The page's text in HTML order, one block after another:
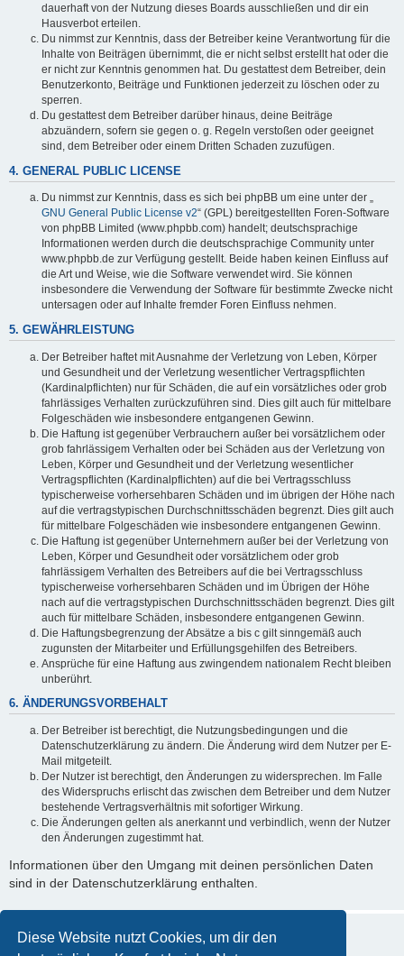
Diese Website nutzt Cookies, um dir den
dauerhaft von der Nutzung dieses Boards ausschließen und dir ein
Hausverbot erteilen.
Du nimmst zur Kenntnis, dass der Betreiber keine Verantwortung für die
Inhalte von Beiträgen übernimmt, die er nicht selbst erstellt hat oder die
er nicht zur Kenntnis genommen hat. Du gestattest dem Betreiber, dein
Benutzerkonto, Beiträge und Funktionen jederzeit zu löschen oder zu
sperren.
Du gestattest dem Betreiber darüber hinaus, deine Beiträge
abzuändern, sofern sie gegen o. g. Regeln verstoßen oder geeignet
sind, dem Betreiber oder einem Dritten Schaden zuzufügen.
4. GENERAL PUBLIC LICENSE
Du nimmst zur Kenntnis, dass es sich bei phpBB um eine unter der „
GNU General Public License v2“ (GPL) bereitgestellten Foren-Software
von phpBB Limited (www.phpbb.com) handelt; deutschsprachige
Informationen werden durch die deutschsprachige Community unter
www.phpbb.de zur Verfügung gestellt. Beide haben keinen Einfluss auf
die Art und Weise, wie die Software verwendet wird. Sie können
insbesondere die Verwendung der Software für bestimmte Zwecke nicht
untersagen oder auf Inhalte fremder Foren Einfluss nehmen.
5. GEWÄHRLEISTUNG
Der Betreiber haftet mit Ausnahme der Verletzung von Leben, Körper
und Gesundheit und der Verletzung wesentlicher Vertragspflichten
(Kardinalpflichten) nur für Schäden, die auf ein vorsätzliches oder grob
fahrlässiges Verhalten zurückzuführen sind. Dies gilt auch für mittelbare
Folgeschäden wie insbesondere entgangenen Gewinn.
Die Haftung ist gegenüber Verbrauchern außer bei vorsätzlichem oder
grob fahrlässigem Verhalten oder bei Schäden aus der Verletzung von
Leben, Körper und Gesundheit und der Verletzung wesentlicher
Vertragspflichten (Kardinalpflichten) auf die bei Vertragsschluss
typischerweise vorhersehbaren Schäden und im übrigen der Höhe nach
auf die vertragstypischen Durchschnittsschäden begrenzt. Dies gilt auch
für mittelbare Folgeschäden wie insbesondere entgangenen Gewinn.
Die Haftung ist gegenüber Unternehmern außer bei der Verletzung von
Leben, Körper und Gesundheit oder vorsätzlichem oder grob
fahrlässigem Verhalten des Betreibers auf die bei Vertragsschluss
typischerweise vorhersehbaren Schäden und im Übrigen der Höhe
nach auf die vertragstypischen Durchschnittsschäden begrenzt. Dies gilt
auch für mittelbare Schäden, insbesondere entgangenen Gewinn.
Die Haftungsbegrenzung der Absätze a bis c gilt sinngemäß auch
zugunsten der Mitarbeiter und Erfüllungsgehilfen des Betreibers.
Ansprüche für eine Haftung aus zwingendem nationalem Recht bleiben
unberührt.
6. ÄNDERUNGSVORBEHALT
Der Betreiber ist berechtigt, die Nutzungsbedingungen und die
Datenschutzerklärung zu ändern. Die Änderung wird dem Nutzer per E-
Mail mitgeteilt.
Der Nutzer ist berechtigt, den Änderungen zu widersprechen. Im Falle
des Widerspruchs erlischt das zwischen dem Betreiber und dem Nutzer
bestehende Vertragsverhältnis mit sofortiger Wirkung.
Die Änderungen gelten als anerkannt und verbindlich, wenn der Nutzer
den Änderungen zugestimmt hat.
Informationen über den Umgang mit deinen persönlichen Daten
sind in der Datenschutzerklärung enthalten.